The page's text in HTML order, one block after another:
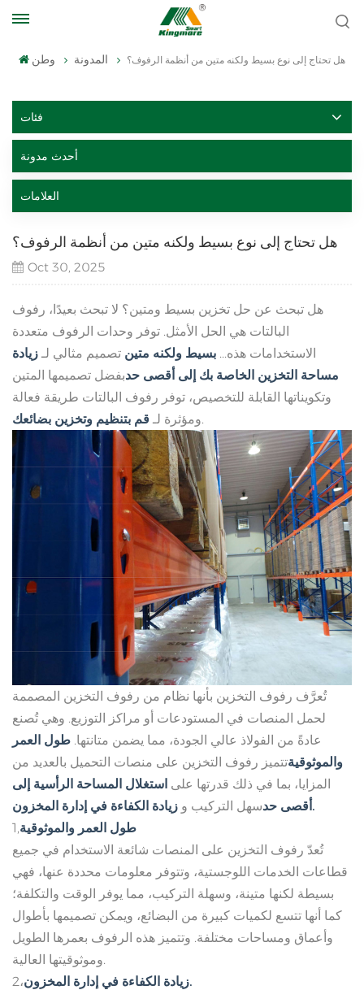
وطن المدونة هل تحتاج إلى نوع بسيط ولكنه متين من أنظمة الرفوف؟
فئات
أحدث مدونة
العلامات
هل تحتاج إلى نوع بسيط ولكنه متين من أنظمة الرفوف؟
Oct 30, 2025
هل تبحث عن حل تخزين بسيط ومتين؟ لا تبحث بعيدًا، رفوف
البالتات هي الحل الأمثل. توفر وحدات الرفوف متعددة
الاستخدامات هذه... بسيط ولكنه متين تصميم مثالي لـ زيادة
مساحة التخزين الخاصة بك إلى أقصى حدبفضل تصميمها المتين
وتكويناتها القابلة للتخصيص، توفر رفوف البالتات طريقة فعالة
ومؤثرة لـ قم بتنظيم وتخزين بضائعك .
تُعرَّف رفوف التخزين بأنها نظام من رفوف التخزين المصممة
لحمل المنصات في المستودعات أو مراكز التوزيع. وهي تُصنع
عادةً من الفولاذ عالي الجودة، مما يضمن متانتها. طول العمر
والموثوقيةتتميز رفوف التخزين على منصات التحميل بالعديد من
المزايا، بما في ذلك قدرتها على استغلال المساحة الرأسية إلى
أقصى حدسهل التركيب و
زيادة الكفاءة في إدارة المخزون.
1,طول العمر والموثوقية
تُعدّ رفوف التخزين على المنصات شائعة الاستخدام في جميع
قطاعات الخدمات اللوجستية، وتتوفر معلومات محددة عنها، فهي
بسيطة لكنها متينة، وسهلة التركيب، مما يوفر الوقت والتكلفة؛
كما أنها تتسع لكميات كبيرة من البضائع، ويمكن تصميمها بأطوال
وأعماق ومساحات مختلفة. وتتميز هذه الرفوف بعمرها الطويل
وموثوقيتها العالية.
2،
زيادة الكفاءة في إدارة المخزون.